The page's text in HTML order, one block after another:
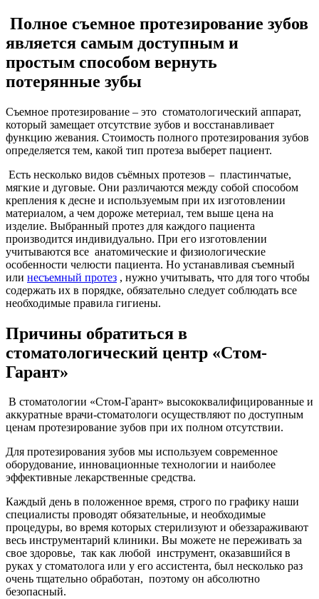
Полное съемное протезирование зубов
является самым доступным и
простым способом вернуть
потерянные зубы
Съемное протезирование – это стоматологический аппарат,
который замещает отсутствие зубов и восстанавливает
функцию жевания. Стоимость полного протезирования зубов
определяется тем, какой тип протеза выберет пациент.
Есть несколько видов съёмных протезов – пластинчатые,
мягкие и дуговые. Они различаются между собой способом
крепления к десне и используемым при их изготовлении
материалом, а чем дороже метериал, тем выше цена на
изделие. Выбранный протез для каждого пациента
производится индивидуально. При его изготовлении
учитываются все анатомические и физиологические
особенности челюсти пациента. Но устанавливая съемный
или несъемный протез , нужно учитывать, что для того чтобы
содержать их в порядке, обязательно следует соблюдать все
необходимые правила гигиены.
Причины обратиться в
стоматологический центр «Стом-
Гарант»
В стоматологии «Стом-Гарант» высококвалифицированные и
аккуратные врачи-стоматологи осуществляют по доступным
ценам протезирование зубов при их полном отсутствии.
Для протезирования зубов мы используем современное
оборудование, инновационные технологии и наиболее
эффективные лекарственные средства.
Каждый день в положенное время, строго по графику наши
специалисты проводят обязательные, и необходимые
процедуры, во время которых стерилизуют и обеззараживают
весь инструментарий клиники. Вы можете не переживать за
свое здоровье, так как любой инструмент, оказавшийся в
руках у стоматолога или у его ассистента, был несколько раз
очень тщательно обработан, поэтому он абсолютно
безопасный.